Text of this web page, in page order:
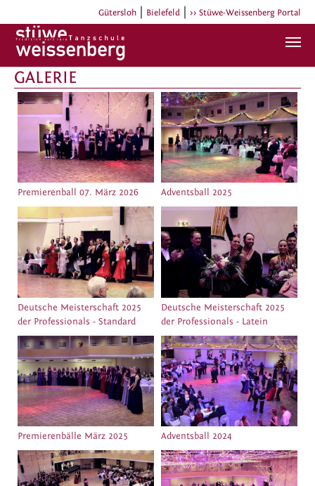
Zum Hauptinhalt springen
Gütersloh Bielefeld >> Stüwe-Weissenberg Portal
GALERIE
Premierenball 07. März 2026 Adventsball 2025
Deutsche Meisterschaft 2025
der Professionals - Standard
Deutsche Meisterschaft 2025
der Professionals - Latein
Premierenbälle März 2025 Adventsball 2024